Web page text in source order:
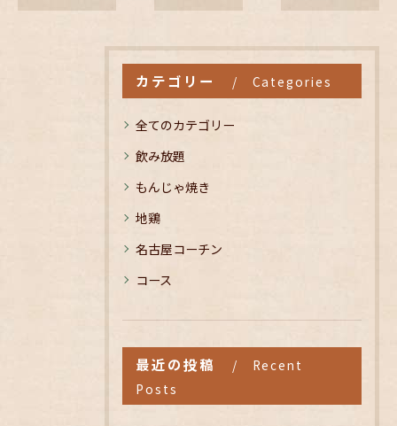
カテゴリー Categories
全てのカテゴリー
飲み放題
もんじゃ焼き
地鶏
名古屋コーチン
コース
最近の投稿
Recent
Posts